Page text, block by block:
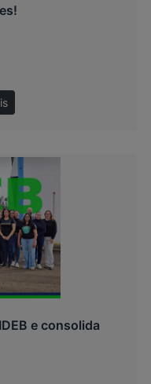
e consolida